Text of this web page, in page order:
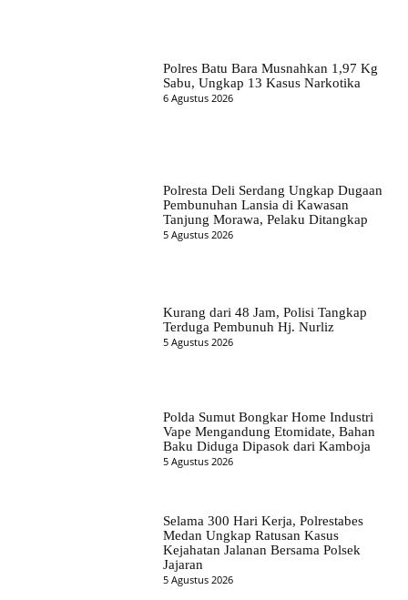
Polres Batu Bara Musnahkan 1,97 Kg
Sabu, Ungkap 13 Kasus Narkotika
6 Agustus 2026
Polresta Deli Serdang Ungkap Dugaan
Pembunuhan Lansia di Kawasan
Tanjung Morawa, Pelaku Ditangkap
5 Agustus 2026
Kurang dari 48 Jam, Polisi Tangkap
Terduga Pembunuh Hj. Nurliz
5 Agustus 2026
Polda Sumut Bongkar Home Industri
Vape Mengandung Etomidate, Bahan
Baku Diduga Dipasok dari Kamboja
5 Agustus 2026
Selama 300 Hari Kerja, Polrestabes
Medan Ungkap Ratusan Kasus
Kejahatan Jalanan Bersama Polsek
Jajaran
5 Agustus 2026